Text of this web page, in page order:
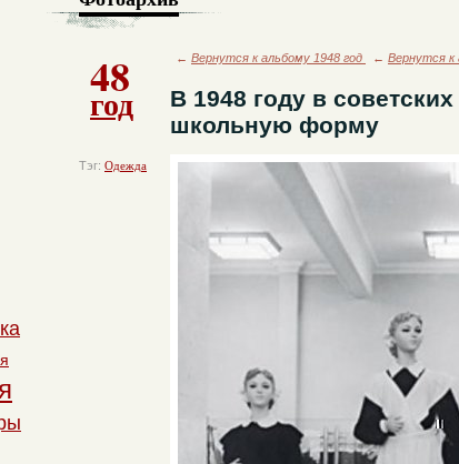
48
год
Тэг: Одежда
← Вернутся к альбому 1948 год ← Вернутся к
В 1948 году в
школьную форму